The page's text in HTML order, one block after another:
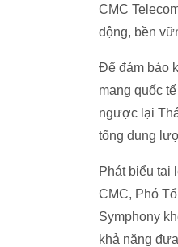
CMC
động, bền
Để đảm bảo
mạng quốc
ngược lại
tổng dung
Phát biểu tại
CMC, Phó
Symphony
khả năng